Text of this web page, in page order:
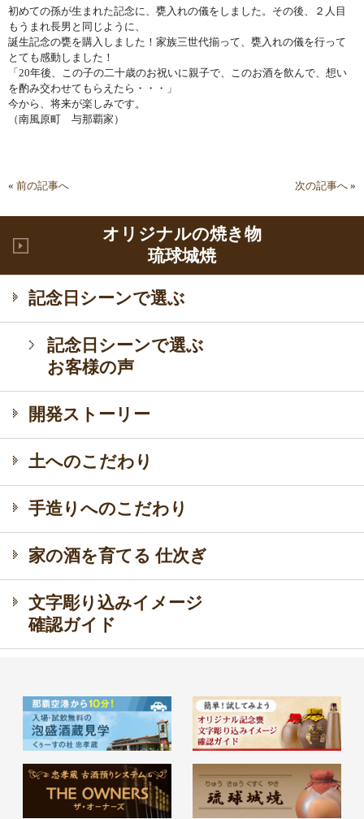
初めての孫が生まれた記念に、甕入れの儀をしました。その後、２人目
もうまれ長男と同じように、
誕生記念の甕を購入しました！家族三世代揃って、甕入れの儀を行って
とても感動しました！
「20年後、この子の二十歳のお祝いに親子で、このお酒を飲んで、想い
を酌み交わせてもらえたら・・・」
今から、将来が楽しみです。
（南風原町 与那覇家）
« 前の記事へ 次の記事へ »
オリジナルの焼き物
琉球城焼
記念日シーンで選ぶ
記念日シーンで選ぶ
お客様の声
開発ストーリー
土へのこだわり
手造りへのこだわり
家の酒を育てる 仕次ぎ
文字彫り込みイメージ
確認ガイド